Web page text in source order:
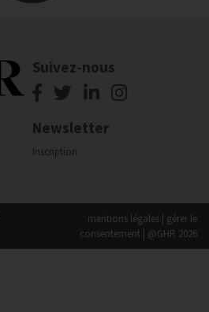
Suivez-nous
Newsletter
Inscription
mentions légales | gérer le
consentement | @GHR 2026